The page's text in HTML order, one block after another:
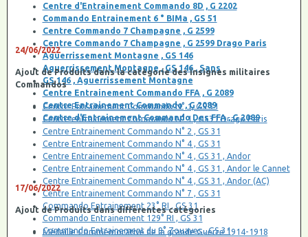
Centre d'Entrainement Commando 8D , G 2202
Commando Entrainement 6 ° BIMa , GS 51
Centre Commando 7 Champagne , G 2599
Centre Commando 7 Champagne , G 2599 Drago Paris
Aguerrissement Montagne , GS 146
Aguerrissement Montagne , GS 146 , Sans
GS 146 , Aguerrissement Montagne
Centre Entrainement Commando FFA , G 2089
Centre Entrainement Commando , G 2089
Centre d'Entrainement Commando Des FFA , G 2089
24/06/2022
Ajout de Produits dans la catégorie des insignes militaires
Commandos
Centre Entrainement Commando N° 1, GS 31
Centre entrainement Commando N° 1 , GS31 Drago Paris
Centre Entrainement Commando N° 2 , GS 31
Centre Entrainement Commando N° 4 , GS 31
Centre Entrainement Commando N° 4 , GS 31 , Andor
Centre Entrainement Commando N° 4 , GS 31 , Andor le Cannet
Centre Entrainement Commando N° 4 , GS 31 , Andor (AC)
Centre Entrainement Commando N° 7 , GS 31
Commando Entrainement 23° RI , GS 31
Commando Entrainement 129° RI , GS 31
Commando Entrainement du 9° Zouaves , GS 31
17/06/2022
Ajout de Produits dans différentes catégories
Médaille Commémorative de la grande Guerre 1914-1918